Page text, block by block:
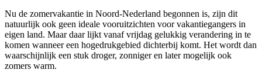
Nu de zomervakantie in Noord-Nederland begonnen is, zijn dit
natuurlijk ook geen ideale vooruitzichten voor vakantiegangers in
eigen land. Maar daar lijkt vanaf vrijdag gelukkig verandering in te
komen wanneer een hogedrukgebied dichterbij komt. Het wordt dan
waarschijnlijk een stuk droger, zonniger en later mogelijk ook
zomers warm.